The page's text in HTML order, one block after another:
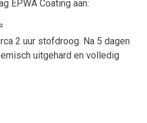
EPWA Coating aan:
2 uur stofdroog. Na 5 dagen
uitgehard en volledig